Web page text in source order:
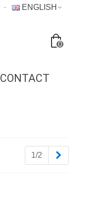
ENGLISH
0
CONTACT
1/2